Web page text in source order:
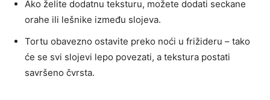
Ako želite dodatnu teksturu, možete dodati seckane
orahe ili lešnike između slojeva.
Tortu obavezno ostavite preko noći u frižideru – tako
će se svi slojevi lepo povezati, a tekstura postati
savršeno čvrsta.